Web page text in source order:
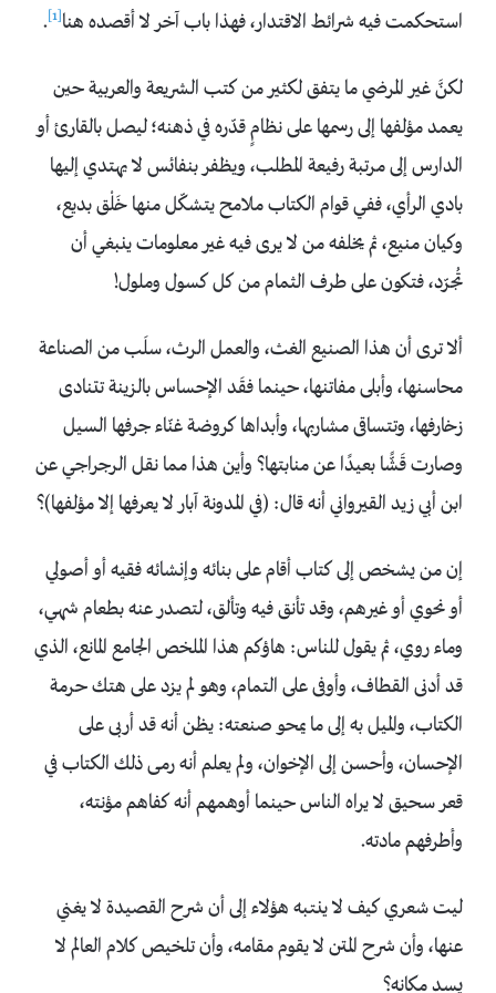
استحكمت فيه شرائط الاقتدار، فهذا باب آخر لا أقصده هنا[1]
.
لكنَّ غير المرضي ما يتفق لكثير من كتب الشريعة والعربية حين
يعمد مؤلفها إلى رسمها على نظامٍ قدّره في ذهنه؛ ليصل بالقارئ أو
الدارس إلى مرتبة رفيعة المطلب، ويظفر بنفائس لا يهتدي إليها
بادي الرأي، ففي قوام الكتاب ملامح يتشكّل منها خَلْق بديع،
وكيان منيع، ثم يخلفه من لا يرى فيه غير معلومات ينبغي أن
تُجرّد، فتكون على طرف الثمام من كل كسول وملول!
ألا ترى أن هذا الصنيع الغث، والعمل الرث، سلَب من الصناعة
محاسنها، وأبلى مفاتنها، حينما فقَد الإحساس بالزينة تتنادى
زخارفها، وتتساقى مشاربها، وأبداها كروضة غنّاء جرفها السيل
وصارت قَشًّا بعيدًا عن منابتها؟ وأين هذا مما نقل الرجراجي عن
ابن أبي زيد القيرواني أنه قال: (في المدونة آبار لا يعرفها إلا مؤلفها)؟
إن من يشخص إلى كتاب أقام على بنائه وإنشائه فقيه أو أصولي
أو نحوي أو غيرهم، وقد تأنق فيه وتألق، لتصدر عنه بطعام شهي،
وماء روي، ثم يقول للناس: هاؤكم هذا الملخص الجامع المانع، الذي
قد أدنى القطاف، وأوفى على التمام، وهو لم يزد على هتك حرمة
الكتاب، والميل به إلى ما يمحو صنعته: يظن أنه قد أربى على
الإحسان، وأحسن إلى الإخوان، ولم يعلم أنه رمى ذلك الكتاب في
قعر سحيق لا يراه الناس حينما أوهمهم أنه كفاهم مؤنته،
وأطرفهم مادته.
ليت شعري كيف لا ينتبه هؤلاء إلى أن شرح القصيدة لا يغني
عنها، وأن شرح المتن لا يقوم مقامه، وأن تلخيص كلام العالم لا
يسد مكانه؟